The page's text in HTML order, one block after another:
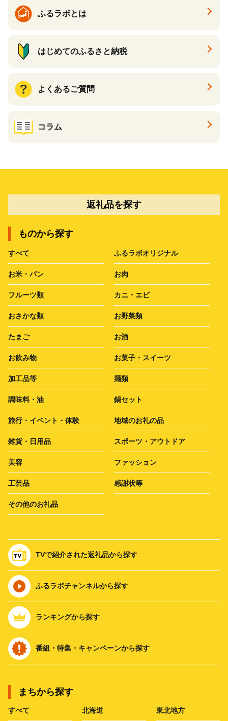
ふるラボとは
はじめてのふるさと納税
よくあるご質問
コラム
返礼品を探す
ものから探す
すべて ふるラボオリジナル
お米・パン お肉
フルーツ類 カニ・エビ
おさかな類 お野菜類
たまご お酒
お飲み物 お菓子・スイーツ
加工品等 麺類
調味料・油 鍋セット
旅行・イベント・体験 地域のお礼の品
雑貨・日用品 スポーツ・アウトドア
美容 ファッション
工芸品 感謝状等
その他のお礼品
TVで紹介された返礼品から探す
ふるラボチャンネルから探す
ランキングから探す
番組・特集・キャンペーンから探す
まちから探す
すべて 北海道 東北地方